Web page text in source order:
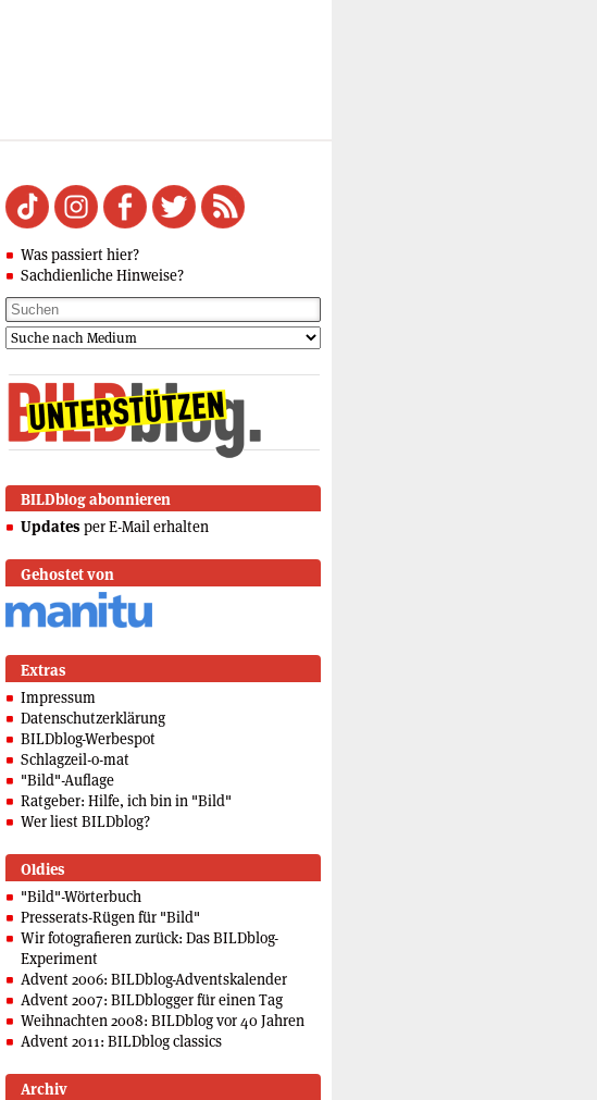
Was passiert hier?
Sachdienliche Hinweise?
BILDblog abonnieren
Updates per E-Mail erhalten
Gehostet von
Extras
Impressum
Datenschutzerklärung
BILDblog-Werbespot
Schlagzeil-o-mat
"Bild"-Auflage
Ratgeber: Hilfe, ich bin in "Bild"
Wer liest BILDblog?
Oldies
"Bild"-Wörterbuch
Presserats-Rügen für "Bild"
Wir fotografieren zurück: Das BILDblog-
Experiment
Advent 2006: BILDblog-Adventskalender
Advent 2007: BILDblogger für einen Tag
Weihnachten 2008: BILDblog vor 40 Jahren
Advent 2011: BILDblog classics
Archiv